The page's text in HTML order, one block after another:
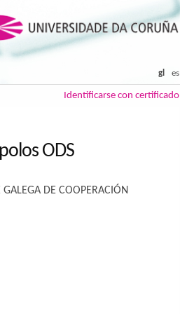
es
gl
Identificarse con certificado
ODS
DE COOPERACIÓN